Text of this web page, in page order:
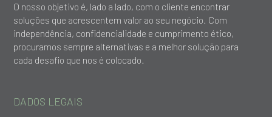
O nosso objetivo é, lado a lado, com o cliente encontrar
soluções que acrescentem valor ao seu negócio. Com
independência, confidencialidade e cumprimento ético,
procuramos sempre alternativas e a melhor solução para
cada desafio que nos é colocado.
DADOS LEGAIS